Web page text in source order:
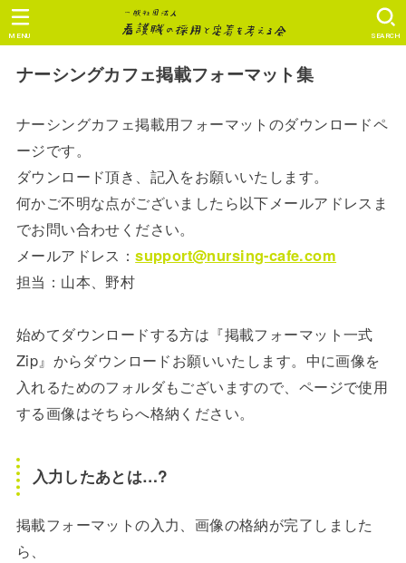
SEARCH
MENU
ナーシングカフェ掲載フォーマット集
ナーシングカフェ掲載用フォーマットのダウンロードペ
ージです。
ダウンロード頂き、記入をお願いいたします。
何かご不明な点がございましたら以下メールアドレスま
でお問い合わせください。
メールアドレス：support@nursing-cafe.com
担当：山本、野村
始めてダウンロードする方は『掲載フォーマット一式
Zip』からダウンロードお願いいたします。中に画像を
入れるためのフォルダもございますので、ページで使用
する画像はそちらへ格納ください。
入力したあとは…?
掲載フォーマットの入力、画像の格納が完了しました
ら、